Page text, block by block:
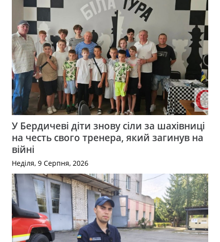
У Бердичеві діти знову сіли за шахівниці
на честь свого тренера, який загинув на
війні
Неділя, 9 Серпня, 2026